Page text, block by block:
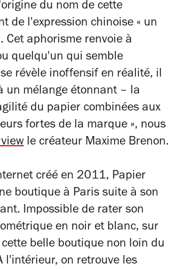
du nom de cette
de l'expression chinoise « un
Cet aphorisme renvoie à
quelqu'un qui semble
révèle inoffensif en réalité, il
un mélange étonnant – la
du papier combinées aux
fortes de la marque », nous
le créateur Maxime Brenon.
créé en 2011, Papier
boutique à Paris suite à son
Impossible de rater son
en noir et blanc, sur
belle boutique non loin du
l'intérieur, on retrouve les